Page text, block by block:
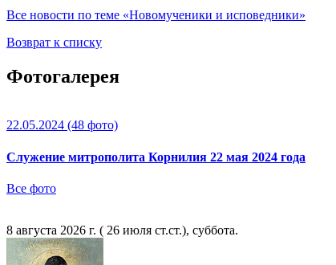
Все новости по теме «Новомученики и исповедники»
Возврат к списку
Фотогалерея
22.05.2024 (48 фото)
Служение митрополита Корнилия 22 мая 2024 года
Все фото
8 августа 2026 г. ( 26 июля ст.ст.), суббота.